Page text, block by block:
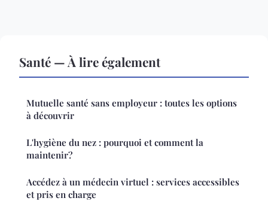
Santé — À lire également
Mutuelle santé sans employeur : toutes les options
à découvrir
L'hygiène du nez : pourquoi et comment la
maintenir?
Accédez à un médecin virtuel : services accessibles
et pris en charge